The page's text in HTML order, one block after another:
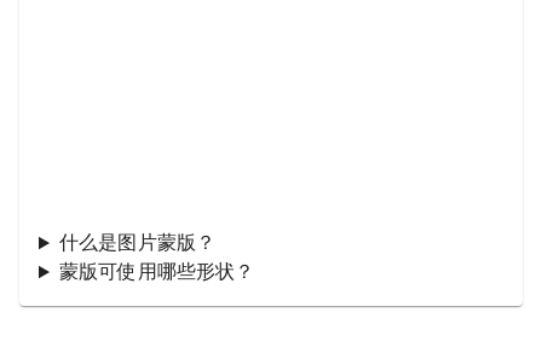
什么是图片蒙版？
蒙版可使用哪些形状？